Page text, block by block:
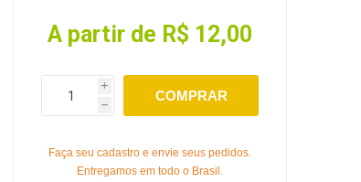
A partir de R$ 12,00
i
h
COMPRAR
Faça seu cadastro e envie seus pedidos.
Entregamos em todo o Brasil.